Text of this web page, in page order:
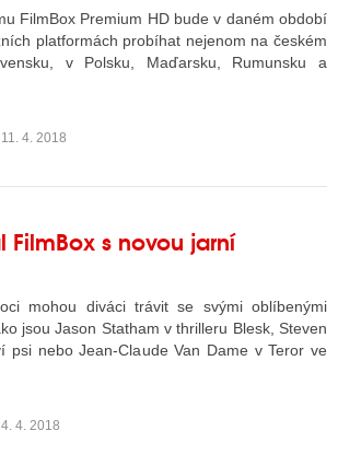
FilmBox Premium HD bude v daném období
platformách probíhat nejenom na českém
v Polsku, Maďarsku, Rumunsku a
11. 4. 2018
FilmBox s novou jarní
mohou diváci trávit se svými oblíbenými
jsou Jason Statham v thrilleru Blesk, Steven
psi nebo Jean-Claude Van Dame v Teror ve
4. 4. 2018